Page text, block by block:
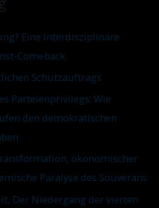
Eine interdisziplinäre
Comeback
Schutzauftrags
Parteienprivilegs: Wie
den demokratischen
ökonomischer
Paralyse des Souveräns
Der Niedergang der vierten